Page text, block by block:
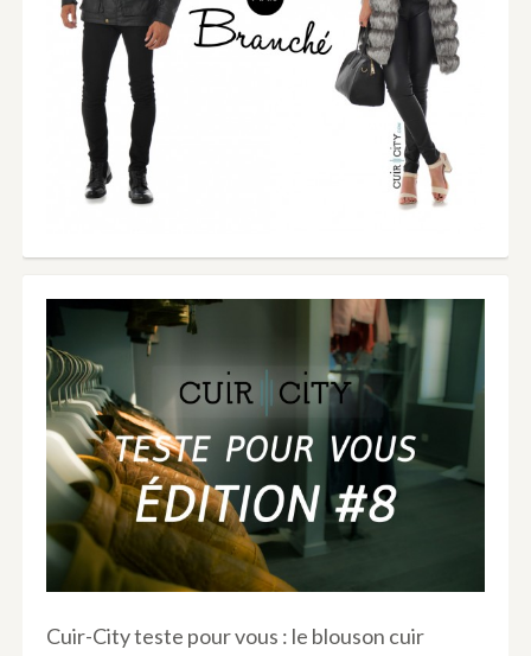
Cuir-City teste pour vous : le blouson cuir